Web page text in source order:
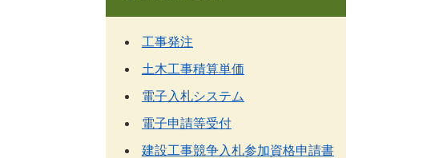
工事発注
土木工事積算単価
電子入札システム
電子申請等受付
建設工事競争入札参加資格申請書